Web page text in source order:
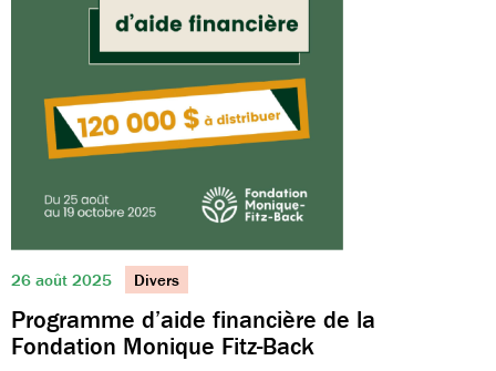
26 août 2025 Divers
Programme d’aide financière de la
Fondation Monique Fitz-Back